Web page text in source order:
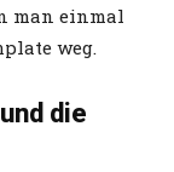
man einmal
weg.
die